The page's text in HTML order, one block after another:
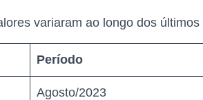
variaram ao longo dos últimos
Período
Agosto/2023